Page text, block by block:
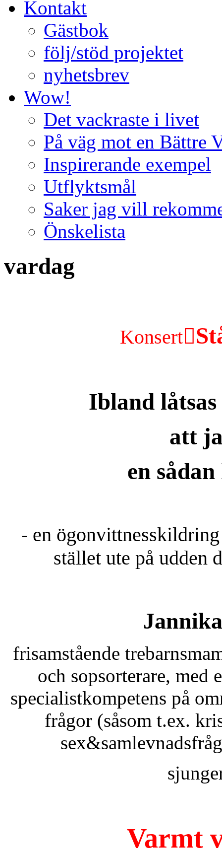
Kontakt
Gästbok
följ/stöd projektet
nyhetsbrev
Wow!
Det vackraste i livet
På väg mot en Bättre
Inspirerande exempel
Utflyktsmål
Saker jag vill
Önskelista
vardag
Konsert
Ibland
att
en
- en
stället ute på udden
frisamstående
och sopsorterare, med
specialistkompetens på
frågor (såsom t.ex.
Varmt